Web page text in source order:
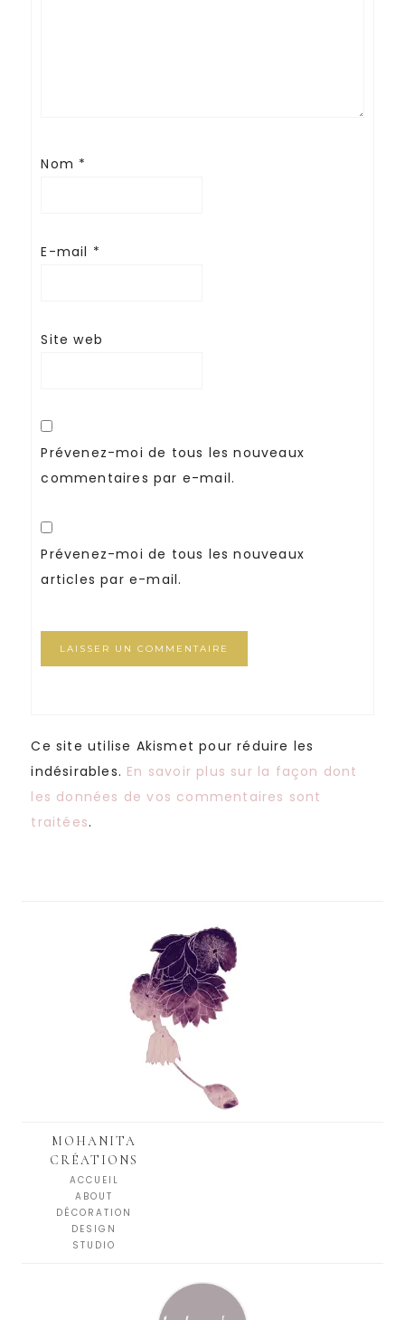
Nom *
E-mail *
Site web
Prévenez-moi de tous les nouveaux
commentaires par e-mail.
Prévenez-moi de tous les nouveaux
articles par e-mail.
Ce site utilise Akismet pour réduire les
indésirables. En savoir plus sur la façon dont
les données de vos commentaires sont
traitées.
MOHANITA
CRÉATIONS
ACCUEIL
ABOUT
DÉCORATION
DESIGN
STUDIO